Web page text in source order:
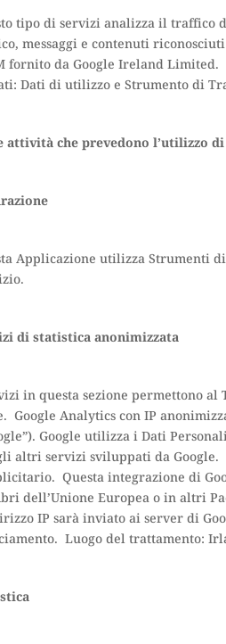
tipo di servizi analizza il traffico
messaggi e contenuti
fornito da Google Ireland
Dati di utilizzo e Strumento di
attività che prevedono l’utilizzo
Applicazione utilizza Strumenti
di statistica anonimizzata
in questa sezione permettono
Google Analytics con IP
Google utilizza i Dati
altri servizi sviluppati da
Questa integrazione di
dell’Unione Europea o in altri
IP sarà inviato ai server di
Luogo del trattamento: